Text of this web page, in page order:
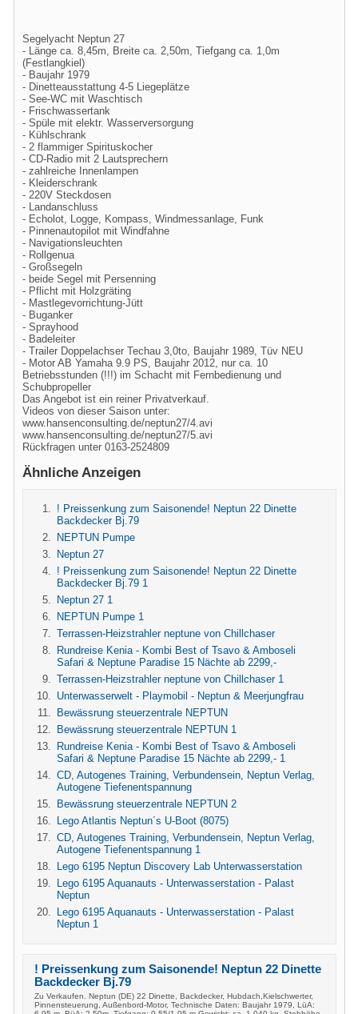
Segelyacht Neptun 27
- Länge ca. 8,45m, Breite ca. 2,50m, Tiefgang ca. 1,0m
(Festlangkiel)
- Baujahr 1979
- Dinetteausstattung 4-5 Liegeplätze
- See-WC mit Waschtisch
- Frischwassertank
- Spüle mit elektr. Wasserversorgung
- Kühlschrank
- 2 flammiger Spirituskocher
- CD-Radio mit 2 Lautsprechern
- zahlreiche Innenlampen
- Kleiderschrank
- 220V Steckdosen
- Landanschluss
- Echolot, Logge, Kompass, Windmessanlage, Funk
- Pinnenautopilot mit Windfahne
- Navigationsleuchten
- Rollgenua
- Großsegeln
- beide Segel mit Persenning
- Pflicht mit Holzgräting
- Mastlegevorrichtung-Jütt
- Buganker
- Sprayhood
- Badeleiter
- Trailer Doppelachser Techau 3,0to, Baujahr 1989, Tüv NEU
- Motor AB Yamaha 9.9 PS, Baujahr 2012, nur ca. 10
Betriebsstunden (!!!) im Schacht mit Fernbedienung und
Schubpropeller
Das Angebot ist ein reiner Privatverkauf.
Videos von dieser Saison unter:
www.hansenconsulting.de/neptun27/4.avi
www.hansenconsulting.de/neptun27/5.avi
Rückfragen unter 0163-2524809
Ähnliche Anzeigen
! Preissenkung zum Saisonende! Neptun 22 Dinette
Backdecker Bj.79
NEPTUN Pumpe
Neptun 27
! Preissenkung zum Saisonende! Neptun 22 Dinette
Backdecker Bj.79 1
Neptun 27 1
NEPTUN Pumpe 1
Terrassen-Heizstrahler neptune von Chillchaser
Rundreise Kenia - Kombi Best of Tsavo & Amboseli
Safari & Neptune Paradise 15 Nächte ab 2299,-
Terrassen-Heizstrahler neptune von Chillchaser 1
Unterwasserwelt - Playmobil - Neptun & Meerjungfrau
Bewässrung steuerzentrale NEPTUN
Bewässrung steuerzentrale NEPTUN 1
Rundreise Kenia - Kombi Best of Tsavo & Amboseli
Safari & Neptune Paradise 15 Nächte ab 2299,- 1
CD, Autogenes Training, Verbundensein, Neptun Verlag,
Autogene Tiefenentspannung
Bewässrung steuerzentrale NEPTUN 2
Lego Atlantis Neptun´s U-Boot (8075)
CD, Autogenes Training, Verbundensein, Neptun Verlag,
Autogene Tiefenentspannung 1
Lego 6195 Neptun Discovery Lab Unterwasserstation
Lego 6195 Aquanauts - Unterwasserstation - Palast
Neptun
Lego 6195 Aquanauts - Unterwasserstation - Palast
Neptun 1
! Preissenkung zum Saisonende! Neptun 22 Dinette
Backdecker Bj.79
Zu Verkaufen. Neptun (DE) 22 Dinette, Backdecker, Hubdach,Kielschwerter,
Pinnensteuerung, Außenbord-Motor, Technische Daten: Baujahr 1979, LüA: